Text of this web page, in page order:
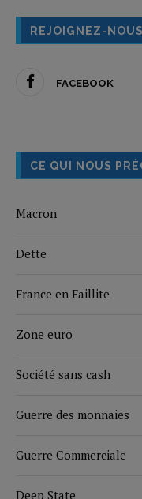
REJOIGNEZ-NOUS
FACEBOOK
CE QUI NOUS
Macron
Dette
France en Faillite
Zone euro
Société sans cash
Guerre des monnaies
Guerre Commerciale
Deep State